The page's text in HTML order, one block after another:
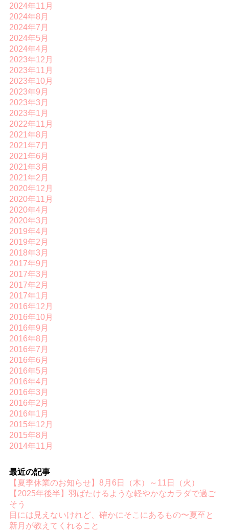
2024年11月
2024年8月
2024年7月
2024年5月
2024年4月
2023年12月
2023年11月
2023年10月
2023年9月
2023年3月
2023年1月
2022年11月
2021年8月
2021年7月
2021年6月
2021年3月
2021年2月
2020年12月
2020年11月
2020年4月
2020年3月
2019年4月
2019年2月
2018年3月
2017年9月
2017年3月
2017年2月
2017年1月
2016年12月
2016年10月
2016年9月
2016年8月
2016年7月
2016年6月
2016年5月
2016年4月
2016年3月
2016年2月
2016年1月
2015年12月
2015年8月
2014年11月
最近の記事
【夏季休業のお知らせ】8月6日（木）～11日（火）
【2025年後半】羽ばたけるような軽やかなカラダで過ご
そう
目には見えないけれど、確かにそこにあるもの〜夏至と
新月が教えてくれること